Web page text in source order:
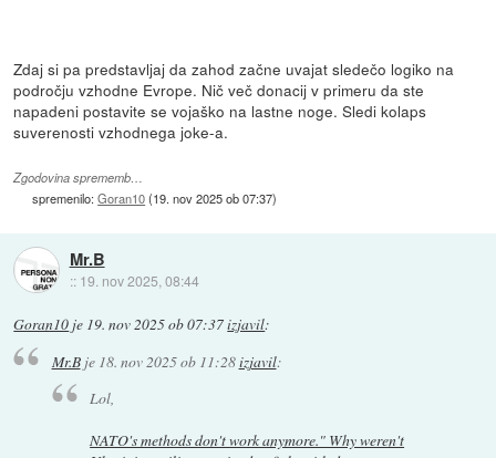
Zdaj si pa predstavljaj da zahod začne uvajat sledečo logiko na
področju vzhodne Evrope. Nič več donacij v primeru da ste
napadeni postavite se vojaško na lastne noge. Sledi kolaps
suverenosti vzhodnega joke-a.
Zgodovina sprememb…
spremenilo:Goran10(19. nov 2025 ob 07:37)
Mr.B
:: 19. nov 2025, 08:44
Goran10 je 19. nov 2025 ob 07:37izjavil:
Mr.Bje 18. nov 2025 ob 11:28izjavil:
Lol,
NATO's methods don't work anymore." Why weren't